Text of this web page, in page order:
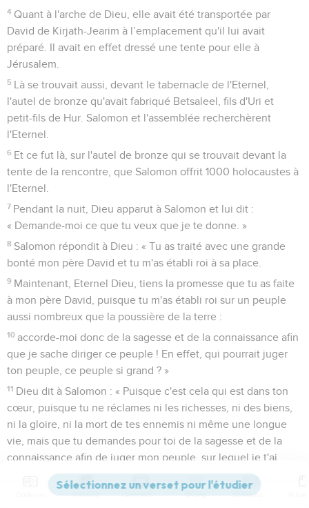
4 Quant à l'arche de Dieu, elle avait été transportée par
David de Kirjath-Jearim à l’emplacement qu'il lui avait
préparé. Il avait en effet dressé une tente pour elle à
Jérusalem.
5 Là se trouvait aussi, devant le tabernacle de l'Eternel,
l'autel de bronze qu'avait fabriqué Betsaleel, fils d'Uri et
petit-fils de Hur. Salomon et l'assemblée recherchèrent
l'Eternel.
6 Et ce fut là, sur l'autel de bronze qui se trouvait devant la
tente de la rencontre, que Salomon offrit 1000 holocaustes à
l'Eternel.
7 Pendant la nuit, Dieu apparut à Salomon et lui dit :
« Demande-moi ce que tu veux que je te donne. »
8 Salomon répondit à Dieu : « Tu as traité avec une grande
bonté mon père David et tu m'as établi roi à sa place.
9 Maintenant, Eternel Dieu, tiens la promesse que tu as faite
à mon père David, puisque tu m'as établi roi sur un peuple
aussi nombreux que la poussière de la terre :
10 accorde-moi donc de la sagesse et de la connaissance afin
que je sache diriger ce peuple ! En effet, qui pourrait juger
ton peuple, ce peuple si grand ? »
11 Dieu dit à Salomon : « Puisque c'est cela qui est dans ton
cœur, puisque tu ne réclames ni les richesses, ni des biens,
ni la gloire, ni la mort de tes ennemis ni même une longue
vie, mais que tu demandes pour toi de la sagesse et de la
connaissance afin de juger mon peuple, sur lequel je t'ai
la sagesse et la connaissance te sont accordées. Je te
Versions Commentaires Strong